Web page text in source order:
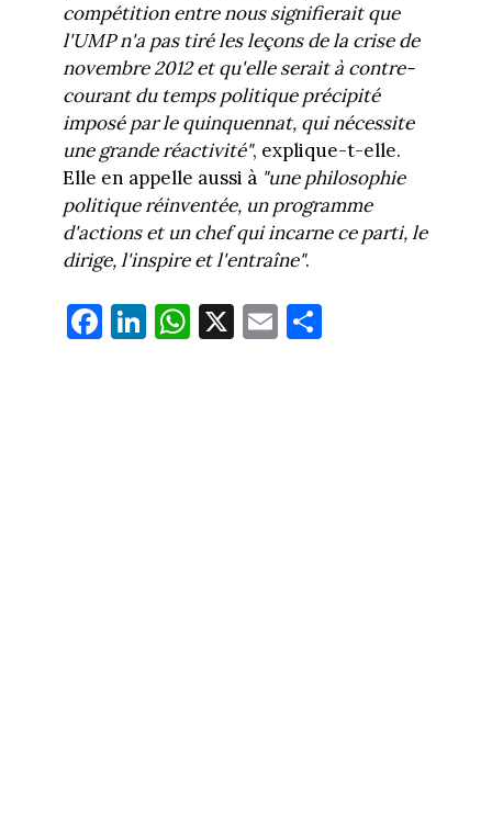
compétition entre nous signifierait que
l'UMP n'a pas tiré les leçons de la crise de
novembre 2012 et qu'elle serait à contre-
courant du temps politique précipité
imposé par le quinquennat, qui nécessite
une grande réactivité", explique-t-elle.
Elle en appelle aussi à "une philosophie
politique réinventée, un programme
d'actions et un chef qui incarne ce parti, le
dirige, l'inspire et l'entraîne".
Fa
ce
Li
nk
W
ha
X E
m
Pa
rt